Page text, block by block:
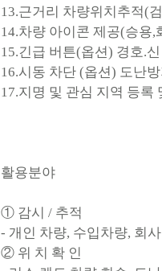
13.근거리 차량위치추적(
14.차량 아이콘 제공(승용,
15.긴급 버튼(옵션) 경호.
16.시동 차단 (옵션) 도난
17.지명 및 관심 지역 등록
활용분야
① 감시 / 추적
- 개인 차량, 수입차량, 회
② 위 치 확 인